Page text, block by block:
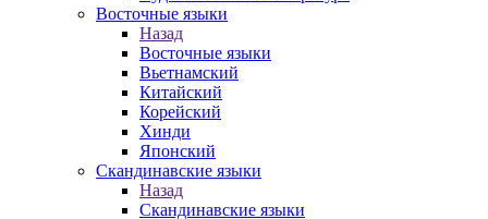
Восточные языки
Назад
Восточные языки
Вьетнамский
Китайский
Корейский
Хинди
Японский
Скандинавские языки
Назад
Скандинавские языки